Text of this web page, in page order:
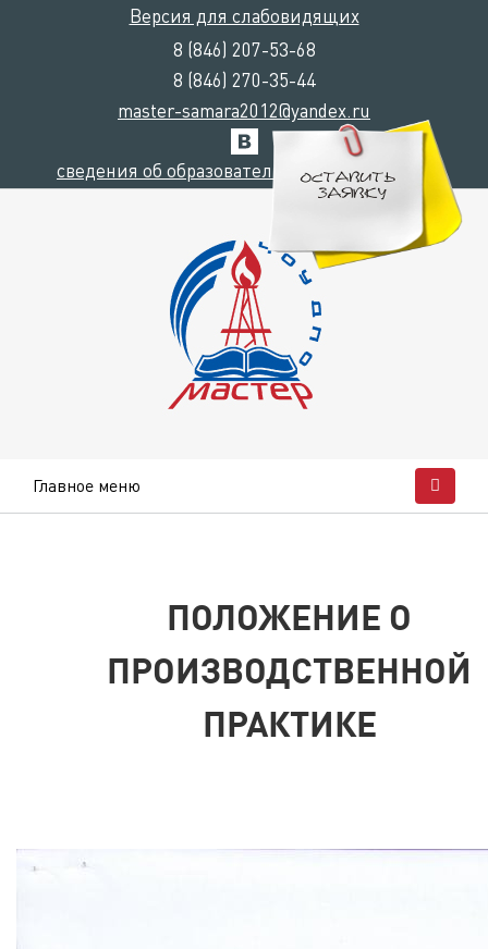
Версия для слабовидящих
8 (846) 207-53-68
8 (846) 270-35-44
master-samara2012@yandex.ru
сведения об образовательной организации
Главное меню
ПОЛОЖЕНИЕ О
ПРОИЗВОДСТВЕННОЙ
ПРАКТИКЕ